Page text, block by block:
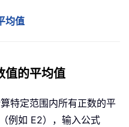
均值
值的平均值
特定范围内所有正数的平
例如 E2），输入公式